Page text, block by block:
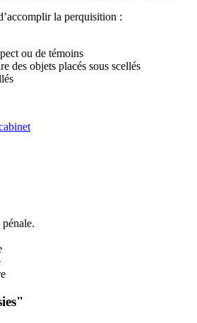
la perquisition :
ou de témoins
des objets placés sous scellés